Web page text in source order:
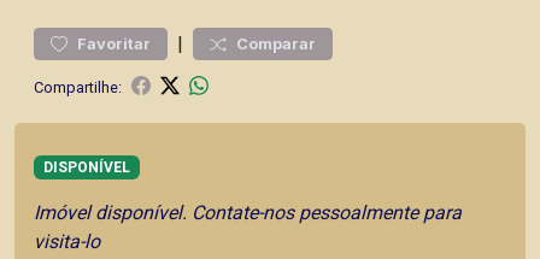
Favoritar | Comparar
Compartilhe:
DISPONÍVEL
Imóvel disponível. Contate-nos pessoalmente para
visita-lo